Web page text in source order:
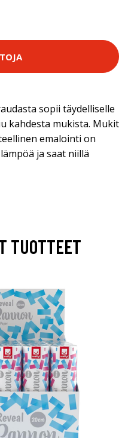
sopii täydelliselle
kahdesta mukista. Mukit
emalointi on
ja saat niillä
TUOTTEET